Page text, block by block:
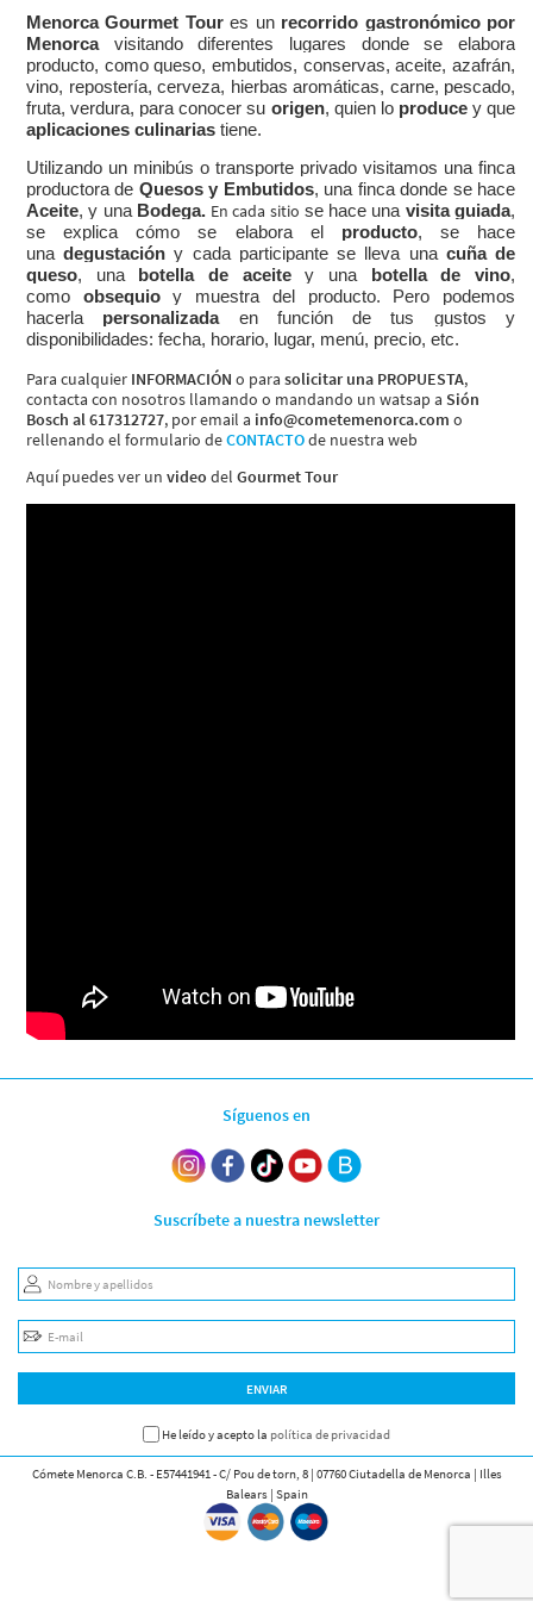
Servicios y tarifas
Blog
Contacto
Información legal
Pago seguro
Avisos legales
Privacidad y cookies
Mapa de la web
Menorca Gourmet Toures un recorrido gastronómico por
Menorcavisitando diferentes lugares donde se elabora
producto, como queso, embutidos, conservas, aceite, azafrán,
vino, repostería, cerveza, hierbas aromáticas, carne, pescado,
fruta, verdura, para conocer su origen, quien lo producey que
aplicaciones culinarias tiene.
Utilizando un minibús o transporte privado visitamos una finca
productora de Quesos y Embutidos, una finca donde se hace
Aceite, y una Bodega. En cada sitio se hace una visita guiada,
se explica cómo se elabora el producto, se hace
unadegustación y cada participante se lleva una cuña de
queso, una botella de aceitey una botella de vino,
como obsequioy muestra del producto. Pero podemos
hacerla personalizadaen función de tus gustos y
disponibilidades: fecha, horario, lugar, menú, precio, etc.
Para cualquier INFORMACIÓN o para solicitar una PROPUESTA,
contacta con nosotros llamando o mandando un watsap a Sión
Bosch al 617312727, por email a info@cometemenorca.com o
rellenando el formulario deCONTACTOde nuestra web​
Aquí puedes ver un video del Gourmet Tour
Síguenos en
Suscríbete a nuestra newsletter
Nombre y apellidos
E-mail
ENVIAR
He leído y acepto la política de privacidad
Cómete Menorca C.B. - E57441941 - C/ Pou de torn, 8 | 07760 Ciutadella de Menorca | Illes
Balears | Spain